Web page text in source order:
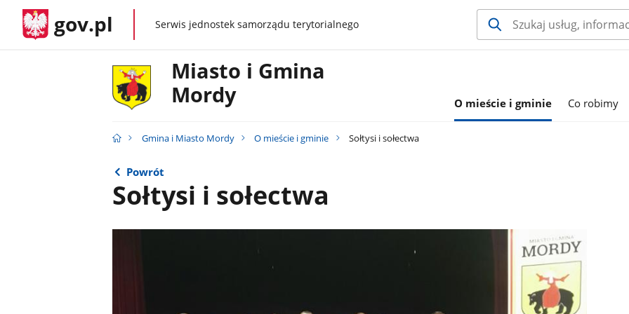
gov.pl gov.plSerwis jednostek samorządu terytorialnego
Miasto i Gmina
Mordy
O mieście i gminie Co robimy
Gmina i Miasto Mordy O mieście i gminie Sołtysi i sołectwa
Powrót
Sołtysi i sołectwa